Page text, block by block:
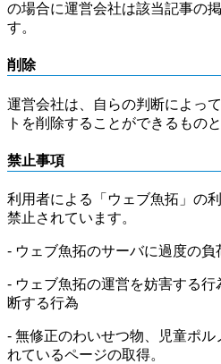
の場合に運営会社は該当記事の
す。
削除
運営会社は、自らの判断によっ
トを削除することができるものと
禁止事項
利用者による「ウェブ魚拓」の
禁止されています。
- ウェブ魚拓のサーバに過度の負
- ウェブ魚拓の運営を妨害する行
断する行為
- 無修正のわいせつ物、児童ポル
れているページの取得。